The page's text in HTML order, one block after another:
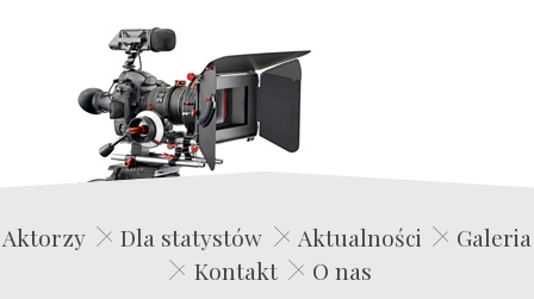
Edwin Film Agencja Aktorska
Aktorzy Dla statystów Aktualności
Galeria
Kontakt
O nas